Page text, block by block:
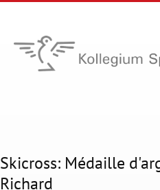
Skicross: Médaille
Richard